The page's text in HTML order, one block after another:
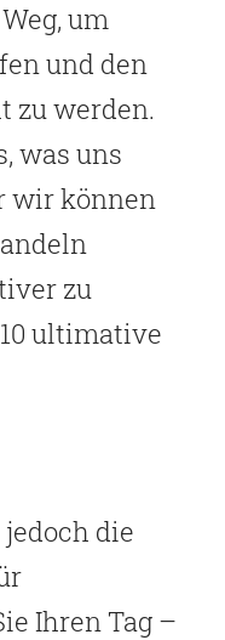
um
und den
zu werden.
was uns
wir können
zu
ultimative
die
Ihren Tag –